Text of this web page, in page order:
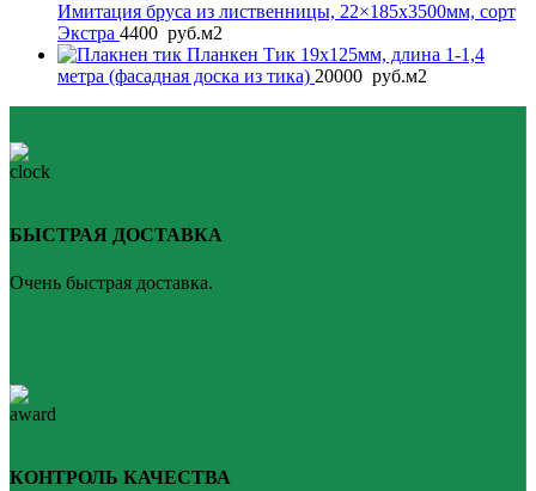
Имитация бруса из лиственницы, 22×185x3500мм, сорт
Экстра 4400 руб.м2
Планкен Тик 19x125мм, длина 1-1,4
метра (фасадная доска из тика) 20000 руб.м2
БЫСТРАЯ ДОСТАВКА
Очень быстрая доставка.
КОНТРОЛЬ КАЧЕСТВА